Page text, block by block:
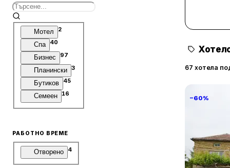
Мотел 2
Спа 40
Бизнес 97
Планински 3
Бутиков 45
Семеен 16
РАБОТНО ВРЕМЕ
Отворено 4
67 хотела
−60%
Villa Vin